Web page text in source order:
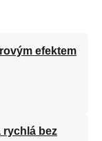
efektem
rychlá bez